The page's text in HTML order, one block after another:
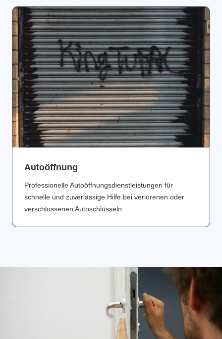
Аutoöffnung
Professionelle Autoöffnungsdienstleistungen für
schnelle und zuverlässige Hilfe bei verlorenen oder
verschlossenen Autoschlüsseln